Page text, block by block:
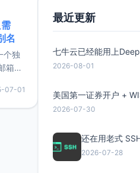
名
个独
箱等
较有
惠的
07-01
最近更新
2026-08-01
2026-07-30
2026-07-28